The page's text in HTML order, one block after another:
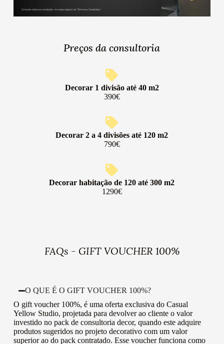
Preçosda consultoria
Decorar 1 divisão até 40 m2
390€
Decorar 2 a 4 divisões até 120 m2
790€
Decorar habitação de 120 até 300 m2
1290€
FAQs - GIFT VOUCHER 100%
O QUE É O GIFT VOUCHER 100%?
O gift voucher 100%, é uma oferta exclusiva do Casual
Yellow Studio, projetada para devolver ao cliente o valor
investido no pack de consultoria decor, quando este adquire
produtos sugeridos no projeto decorativo com um valor
superior ao do pack contratado. Esse voucher funciona como